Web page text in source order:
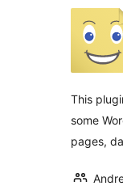
This
some
pages,